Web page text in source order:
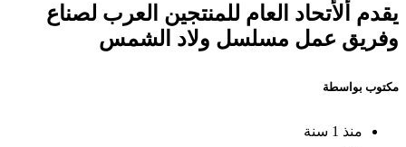
يقدم ألأتحاد العام للمنتجين العرب لصناع
وفريق عمل مسلسل ولاد الشمس
مكتوب بواسطة
منذ 1 سنة